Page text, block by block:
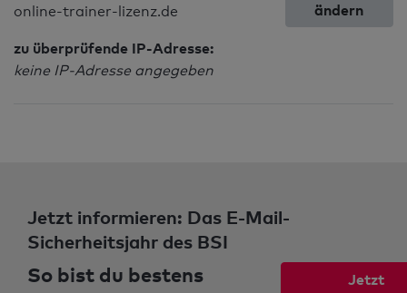
online-trainer-lizenz.de
zu überprüfende IP-Adresse:
keine IP-Adresse angegeben
ändern
Jetzt informieren: Das E-Mail-
Sicherheitsjahr des BSI
So bist du bestens
Jetzt